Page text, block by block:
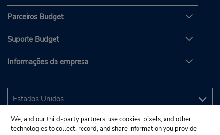
Parceiros Budget
Suporte Budget
Informações da empresa
We, and our third-party partners, use cookies, pixels, and other
technologies to collect, record, and share information you provide